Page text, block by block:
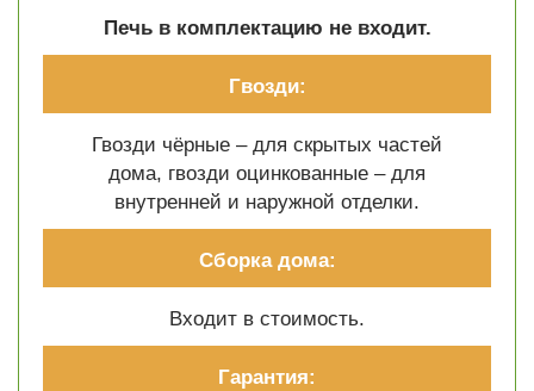
Печь в комплектацию не входит.
Гвозди:
Гвозди чёрные – для скрытых частей
дома, гвозди оцинкованные – для
внутренней и наружной отделки.
Сборка дома:
Входит в стоимость.
Гарантия: